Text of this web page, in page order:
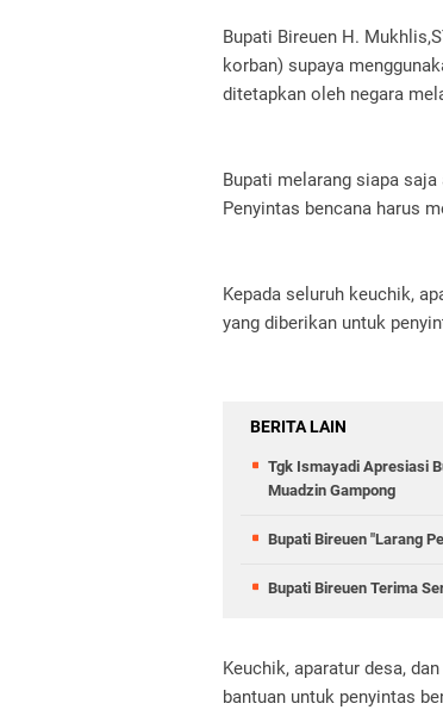
Bupati Bireuen H.
korban) supaya
ditetapkan oleh negara
Bupati melarang siapa
Penyintas bencana harus
Kepada seluruh keuchik,
yang diberikan untuk
BERITA LAIN
Tgk Ismayadi Apresiasi
Muadzin Gampong
Bupati Bireuen "Larang
Bupati Bireuen Terima
Keuchik, aparatur desa,
bantuan untuk penyintas